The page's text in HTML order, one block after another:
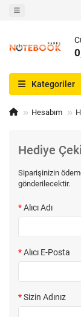
Kategoriler
Hesabım
Hediye
Siparişinizin
gönderilecektir.
Alıcı Adı
Alıcı E-Posta
Sizin Adınız